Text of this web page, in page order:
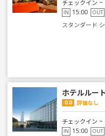
チェックイン ~
IN 15:00 OUT
スタンダード
ホテルルー
0.0 評価なし
チェックイン ~
IN 15:00 OUT